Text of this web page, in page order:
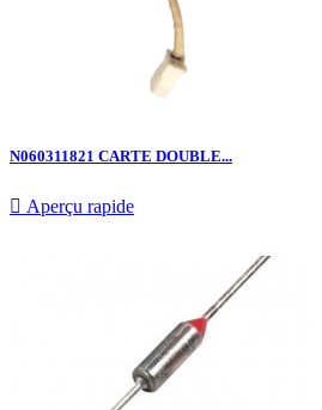
N060311821 CARTE DOUBLE...
 Aperçu rapide